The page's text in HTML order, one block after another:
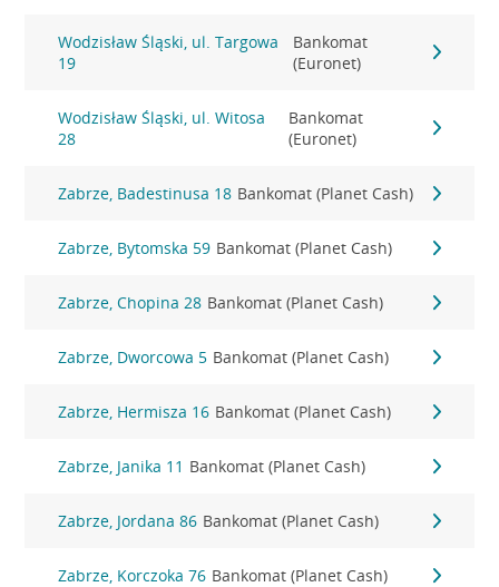
Wodzisław Śląski, ul. Targowa
19
Bankomat
(Euronet)
Wodzisław Śląski, ul. Witosa
28
Bankomat
(Euronet)
Zabrze, Badestinusa 18 Bankomat (Planet Cash)
Zabrze, Bytomska 59 Bankomat (Planet Cash)
Zabrze, Chopina 28 Bankomat (Planet Cash)
Zabrze, Dworcowa 5 Bankomat (Planet Cash)
Zabrze, Hermisza 16 Bankomat (Planet Cash)
Zabrze, Janika 11 Bankomat (Planet Cash)
Zabrze, Jordana 86 Bankomat (Planet Cash)
Zabrze, Korczoka 76 Bankomat (Planet Cash)